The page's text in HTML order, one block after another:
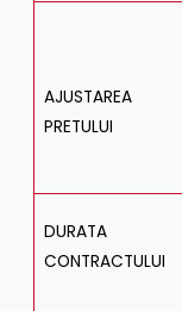
AJUSTAREA
PRETULUI
DURATA
CONTRACTULUI